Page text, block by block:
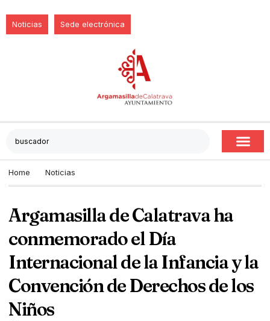
Noticias Sede electrónica
Home Noticias
Argamasilla de Calatrava ha
conmemorado el Día
Internacional de la Infancia y la
Convención de Derechos de los
Niños